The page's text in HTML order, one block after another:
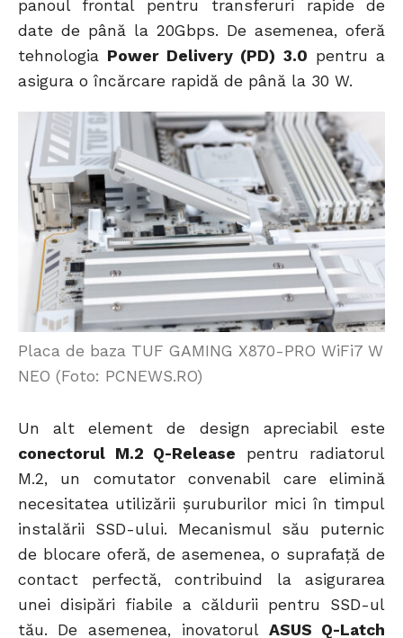
panoul frontal pentru transferuri rapide de
date de până la 20Gbps. De asemenea, oferă
tehnologia Power Delivery (PD) 3.0 pentru a
asigura o încărcare rapidă de până la 30 W.
Placa de baza TUF GAMING X870-PRO WiFi7 W
NEO (Foto: PCNEWS.RO)
Un alt element de design apreciabil este
conectorul M.2 Q-Release pentru radiatorul
M.2, un comutator convenabil care elimină
necesitatea utilizării șuruburilor mici în timpul
instalării SSD-ului. Mecanismul său puternic
de blocare oferă, de asemenea, o suprafață de
contact perfectă, contribuind la asigurarea
unei disipări fiabile a căldurii pentru SSD-ul
tău. De asemenea, inovatorul ASUS Q-Latch